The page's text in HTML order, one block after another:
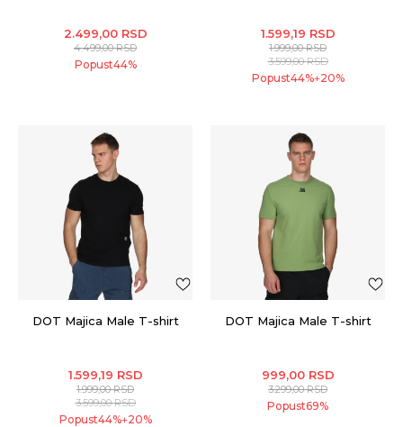
2.499,00 RSD
4.499,00RSD
Popust44%
1.599,19 RSD
1.999,00RSD
3.599,00RSD
Popust44%+20%
DOT Majica Male T-shirt
1.599,19 RSD
1.999,00RSD
3.599,00RSD
Popust44%+20%
DOT Majica Male T-shirt
999,00 RSD
3.299,00RSD
Popust69%